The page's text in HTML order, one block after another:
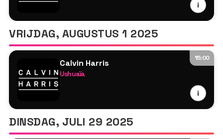
i
Tyson O'Brien
VRIJDAG, AUGUSTUS 1 2025
15:00
Calvin Harris
Ushuaïa
i
Tyson O'Brien
DINSDAG, JULI 29 2025